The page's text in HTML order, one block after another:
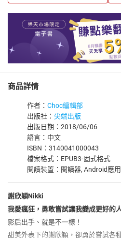
商品詳情
作者： Choc編輯部
出版社： 尖端出版
出版日期：2018/06/06
語言：中文
ISBN：3140041000043
檔案格式：EPUB3-固式格式
閱讀裝置：閱讀器, Android應
謝欣穎Nikki
我愛瘋狂，勇敢嘗試讓我變成更好的
影后出手、就是不一樣！
甜美外表下的謝欣穎，卻勇於嘗試各